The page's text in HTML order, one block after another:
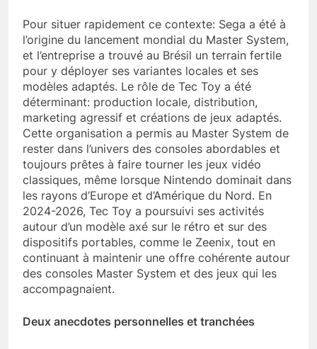
Pour situer rapidement ce contexte: Sega a été à
l’origine du lancement mondial du Master System,
et l’entreprise a trouvé au Brésil un terrain fertile
pour y déployer ses variantes locales et ses
modèles adaptés. Le rôle de Tec Toy a été
déterminant: production locale, distribution,
marketing agressif et créations de jeux adaptés.
Cette organisation a permis au Master System de
rester dans l’univers des consoles abordables et
toujours prêtes à faire tourner les jeux vidéo
classiques, même lorsque Nintendo dominait dans
les rayons d’Europe et d’Amérique du Nord. En
2024-2026, Tec Toy a poursuivi ses activités
autour d’un modèle axé sur le rétro et sur des
dispositifs portables, comme le Zeenix, tout en
continuant à maintenir une offre cohérente autour
des consoles Master System et des jeux qui les
accompagnaient.
Deux anecdotes personnelles et tranchées